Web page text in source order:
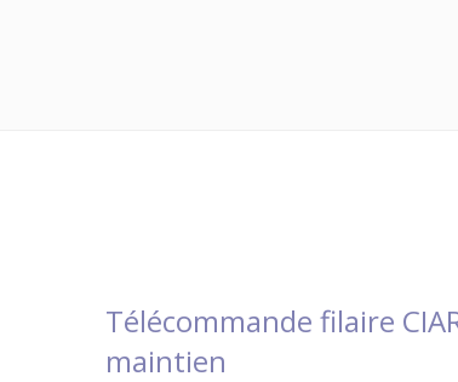
Télécommande filaire
maintien